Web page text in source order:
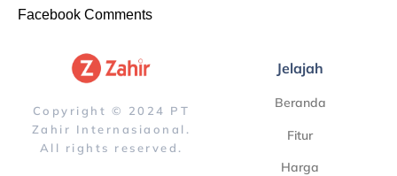
Facebook Comments
Copyright © 2024 PT
Zahir Internasiaonal.
All rights reserved.
Jelajah
Beranda
Fitur
Harga